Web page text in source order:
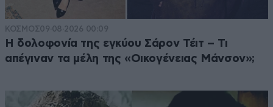
ΚΟΣΜΟΣ09·08·2026 00:09
Η δολοφονία της εγκύου Σάρον Τέιτ – Τι
απέγιναν τα μέλη της «Οικογένειας Μάνσον»;